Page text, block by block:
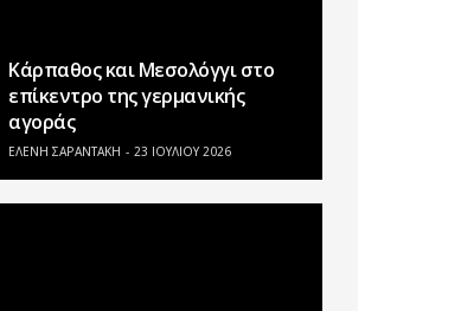
Κάρπαθος και Μεσολόγγι στο
επίκεντρο της γερμανικής
αγοράς
ΕΛΕΝΗ ΣΑΡΑΝΤΑΚΗ 23 ΙΟΥΛΊΟΥ 2026